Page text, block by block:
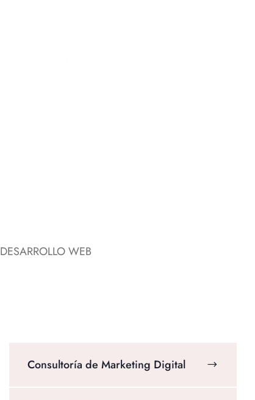
DESARROLLO WEB
Consultoría de Marketing Digital